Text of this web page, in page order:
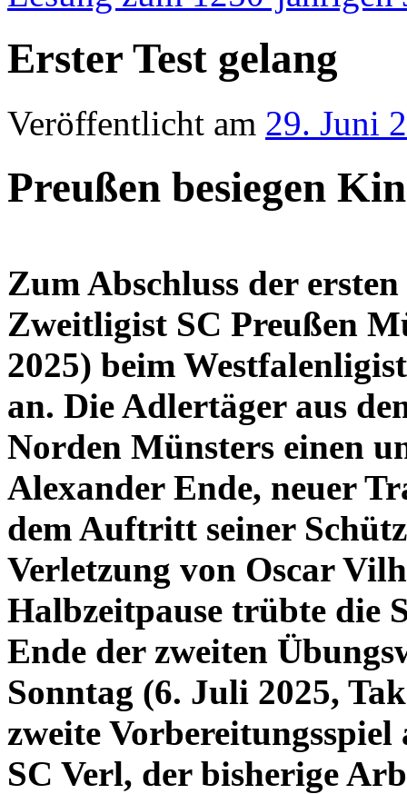
Erster Test gelang
Veröffentlicht am 29. Juni
Preußen besiegen
Zum Abschluss der
Zweitligist SC Preußen
2025) beim
an. Die Adlertäger aus
Norden Münsters einen
Alexander Ende, neuer
dem Auftritt seiner
Verletzung von Oscar
Halbzeitpause trübte die
Ende der zweiten
Sonntag (6. Juli 2025,
zweite
SC Verl, der bisherige